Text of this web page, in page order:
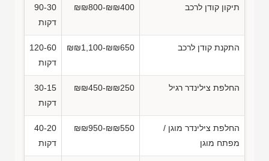
תיקון קודן לרכב ₪₪800-₪₪400
90-30
דקות
התקנת קודן לרכב ₪₪1,100-₪₪650
120-60
דקות
החלפת צילינדר רגיל ₪₪450-₪₪250
30-15
דקות
החלפת צילינדר מוגן /
מפתח מוגן
₪₪950-₪₪550
40-20
דקות